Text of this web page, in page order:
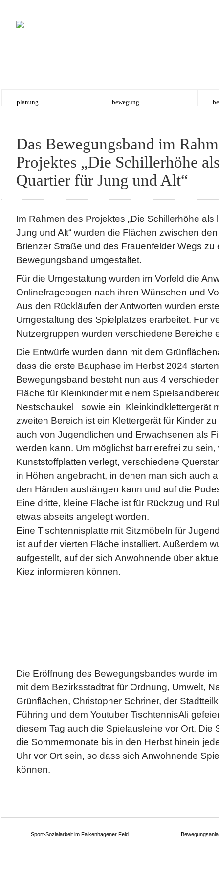
planung bewegung
Das Bewegungsband im
Projektes „Die Schillerhöhe
Quartier für Jung und Alt“
Im Rahmen des Projektes „Die Schillerhöhe als
Jung und Alt“ wurden die Flächen zwischen
Brienzer Straße und des Frauenfelder Wegs zu
Bewegungsband umgestaltet.
Für die Umgestaltung wurden im Vorfeld die
Onlinefragebogen nach ihren Wünschen und
Aus den Rückläufen der Antworten wurden
Umgestaltung des Spielplatzes erarbeitet. Für
Nutzergruppen wurden verschiedene Bereiche
Die Entwürfe wurden dann mit dem
dass die erste Bauphase im Herbst 2024
Bewegungsband besteht nun aus 4
Fläche für Kleinkinder mit einem
Nestschaukel sowie ein Kleinkindklettergerät
zweiten Bereich ist ein Klettergerät für Kinder
auch von Jugendlichen und Erwachsenen als
werden kann. Um möglichst barrierefrei zu sein,
Kunststoffplatten verlegt, verschiedene
in Höhen angebracht, in denen man sich auch
den Händen aushängen kann und auf die
Eine dritte, kleine Fläche ist für Rückzug und
etwas abseits angelegt worden.
Eine Tischtennisplatte mit Sitzmöbeln für
ist auf der vierten Fläche installiert. Außerdem
aufgestellt, auf der sich Anwohnende über
Kiez informieren können.
Die Eröffnung des Bewegungsbandes wurde
mit dem Bezirksstadtrat für Ordnung, Umwelt,
Grünflächen, Christopher Schriner, der
Führing und dem Youtuber TischtennisAli
diesem Tag auch die Spielausleihe vor Ort. Die
die Sommermonate bis in den Herbst hinein
Uhr vor Ort sein, so dass sich Anwohnende
können.
Sport-Sozialarbeit im Falkenhagener Feld